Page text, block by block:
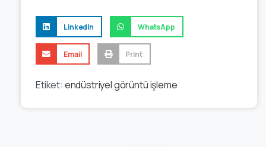
LinkedIn WhatsApp
Email Print
Etiket: endüstriyel görüntü işleme